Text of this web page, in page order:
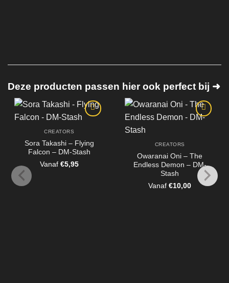
Deze producten passen hier ook perfect bij ➜
CREATORS
Sora Takashi – Flying
Falcon – DM-Stash
Vanaf €5,95
CREATORS
Owaranai Oni – The
Endless Demon – DM-
Stash
Vanaf€10,00